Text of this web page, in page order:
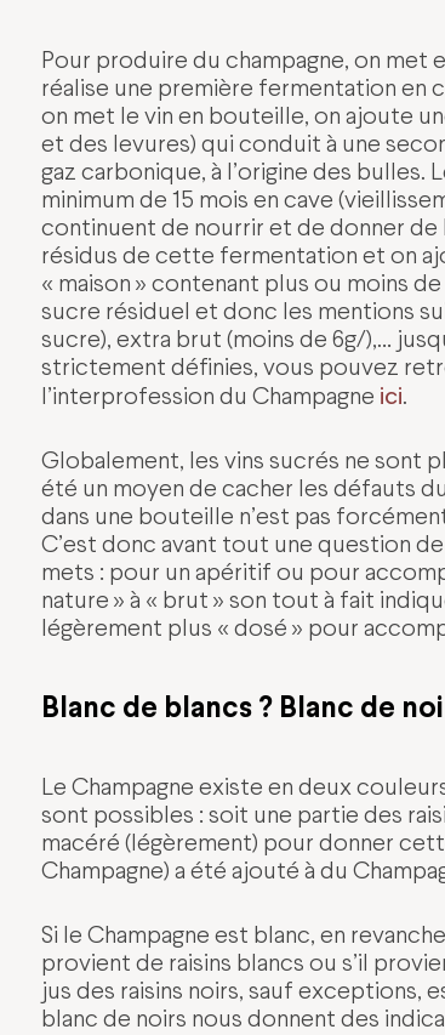
Pour produire du champagne, on met
réalise une première fermentation en
on met le vin en bouteille, on ajoute
et des levures) qui conduit à une
gaz carbonique, à l’origine des bulles.
minimum de 15 mois en cave
continuent de nourrir et de donner de
résidus de cette fermentation et on
« maison » contenant plus ou moins
sucre résiduel et donc les mentions
sucre), extra brut (moins de 6g/),…
strictement définies, vous pouvez
l’interprofession du Champagne ici.
Globalement, les vins sucrés ne sont
été un moyen de cacher les défauts
dans une bouteille n’est pas
C’est donc avant tout une question
mets : pour un apéritif ou pour
nature » à « brut » son tout à fait
légèrement plus « dosé » pour
Blanc de blancs ? Blanc de
Le Champagne existe en deux
sont possibles : soit une partie des
macéré (légèrement) pour donner
Champagne) a été ajouté à du
Si le Champagne est blanc, en
provient de raisins blancs ou s’il
jus des raisins noirs, sauf exceptions,
blanc de noirs nous donnent des